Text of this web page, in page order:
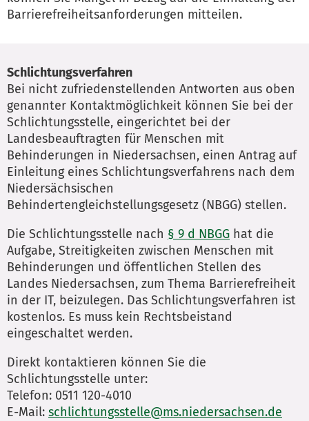
Barrierefreiheitsanforderungen mitteilen.
Schlichtungsverfahren
Bei nicht zufriedenstellenden Antworten aus oben
genannter Kontaktmöglichkeit können Sie bei der
Schlichtungsstelle, eingerichtet bei der
Landesbeauftragten für Menschen mit
Behinderungen in Niedersachsen, einen Antrag auf
Einleitung eines Schlichtungsverfahrens nach dem
Niedersächsischen
Behindertengleichstellungsgesetz (NBGG) stellen.
Die Schlichtungsstelle nach § 9 d NBGG hat die
Aufgabe, Streitigkeiten zwischen Menschen mit
Behinderungen und öffentlichen Stellen des
Landes Niedersachsen, zum Thema Barrierefreiheit
in der IT, beizulegen. Das Schlichtungsverfahren ist
kostenlos. Es muss kein Rechtsbeistand
eingeschaltet werden.
Direkt kontaktieren können Sie die
Schlichtungsstelle unter:
Telefon: 0511 120-4010
E-Mail: schlichtungsstelle@ms.niedersachsen.de